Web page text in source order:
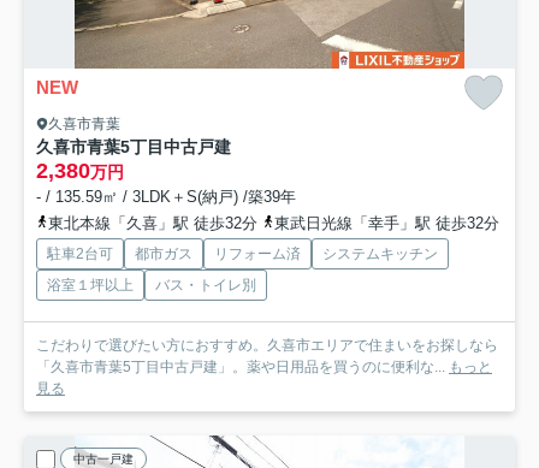
NEW
久喜市青葉
久喜市青葉5丁目中古戸建
2,380万円
- / 135.59㎡ / 3LDK＋S(納戸) /築39年
東北本線「久喜」駅 徒歩32分
東武日光線「幸手」駅 徒歩32分
駐車2台可 都市ガス リフォーム済
システムキッチン
浴室１坪以上
バス・トイレ別
こだわりで選びたい方におすすめ。久喜市エリアで住まいをお探しなら
「久喜市青葉5丁目中古戸建」。薬や日用品を買うのに便利な... もっと
見る
中古一戸建